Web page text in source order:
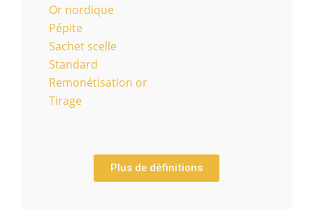
Or nordique
Pépite
Sachet scelle
Standard
Remonétisation or
Tirage
Plus de définitions